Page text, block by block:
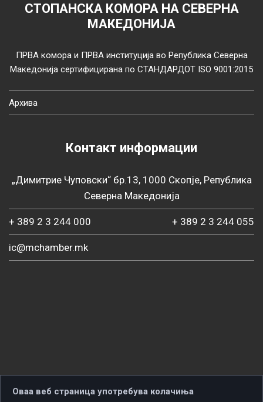
СТОПАНСКА КОМОРА НА СЕВЕРНА
МАКЕДОНИЈА
ПРВА комора и ПРВА институција во Република Северна
Македонија сертифицирана по СТАНДАРДОТ ISO 9001:2015
Архива
Контакт информации
„Димитрие Чуповски“ бр.13, 1000 Скопје, Република
Северна Македонија
+ 389 2 3 244 000 + 389 2 3 244 055
ic@mchamber.mk
Оваа веб страница употребува колачиња